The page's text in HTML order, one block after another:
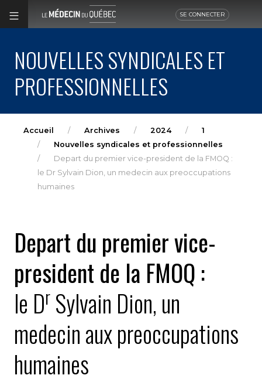
SE CONNECTER
NOUVELLES SYNDICALES ET
PROFESSIONNELLES
Accueil Archives 2024
1
Nouvelles syndicales et professionnelles
Depart du premier vice-president de la FMOQ :
le Dr Sylvain Dion, un medecin aux preoccupations
humaines
Depart du premier vice-
president de la FMOQ :
le Dr Sylvain Dion, un
medecin aux preoccupations
humaines